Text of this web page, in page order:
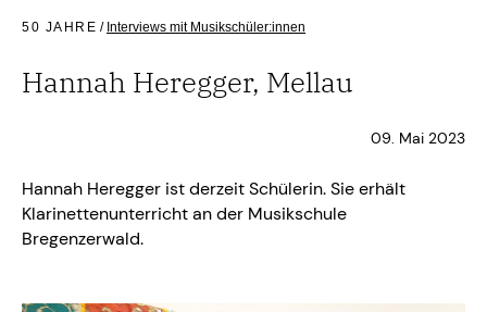
50 JAHRE / Interviews mit Musikschüler:innen
Hannah Heregger, Mellau
09. Mai 2023
Hannah Heregger ist derzeit Schülerin. Sie erhält
Klarinettenunterricht an der Musikschule
Bregenzerwald.